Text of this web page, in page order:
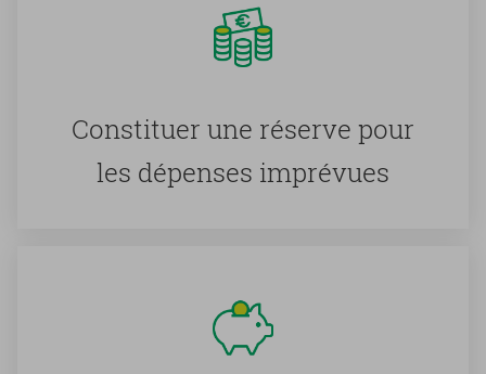
Consti­tuer une ré­serve pour
les dé­penses im­pré­vues